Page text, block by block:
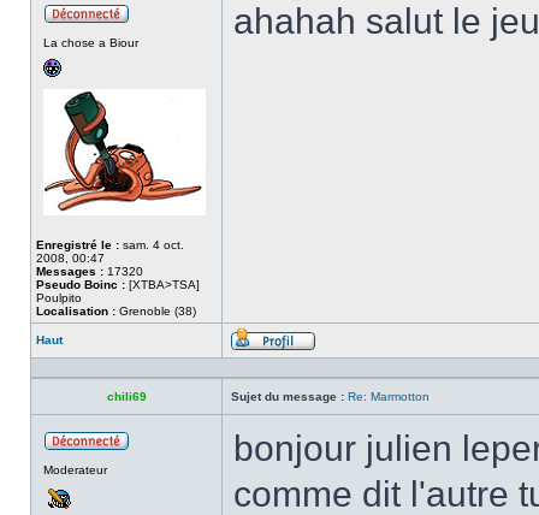
ligne
La chose a Biour
Enregistré le : sam. 4 oct.
2008, 00:47
Messages : 17320
Pseudo Boinc : [XTBA>TSA]
Poulpito
Localisation : Grenoble (38)
ahahah salut le
Haut
Profil
chili69 Sujet du message : Re: Marmotton
Moderateur
bonjour julien
comme dit l'autre